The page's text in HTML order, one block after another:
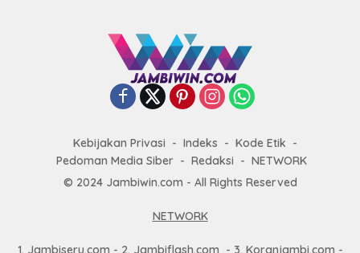
Kebijakan Privasi Indeks
Kode Etik
Pedoman Media Siber
Redaksi
NETWORK
© 2024 Jambiwin.com - All Rights Reserved
NETWORK
1. Jambiseru.com - 2. Jambiflash.com - 3. Koranjambi.com -